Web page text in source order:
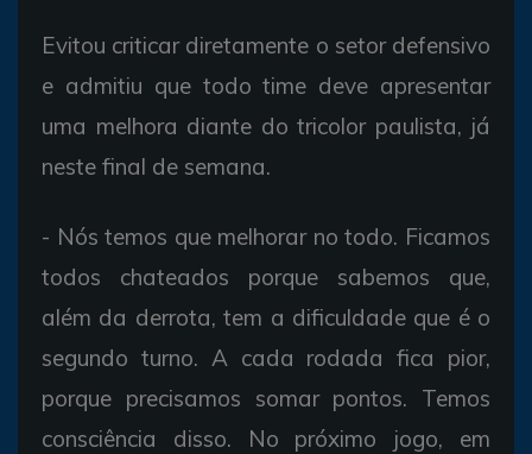
Evitou criticar diretamente o setor defensivo
e admitiu que todo time deve apresentar
uma melhora diante do tricolor paulista, já
neste final de semana.
- Nós temos que melhorar no todo. Ficamos
todos chateados porque sabemos que,
além da derrota, tem a dificuldade que é o
segundo turno. A cada rodada fica pior,
porque precisamos somar pontos. Temos
consciência disso. No próximo jogo, em